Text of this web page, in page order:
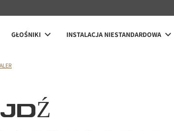
GŁOŚNIKI INSTALACJA NIESTANDARDOWA